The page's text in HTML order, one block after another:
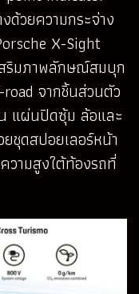
ด้วยความกระจ่าง
X-Sight
ริมภาพลักษณ์สมบุก
จากชิ้นส่วนตัว
แผ่นปิดซุ้ม ล้อและ
ชุดสปอยเลอร์หน้า
วามสูงใต้ท้องรถที่